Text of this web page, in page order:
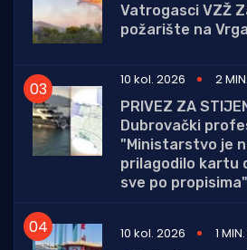
Vatrogasci VZŽ
požarište na
10 kol. 2026
2
PRIVEZ ZA
Dubrovački
"Ministarstvo je
prilagodilo kartu
sve po propisima"
10 kol. 2026
1